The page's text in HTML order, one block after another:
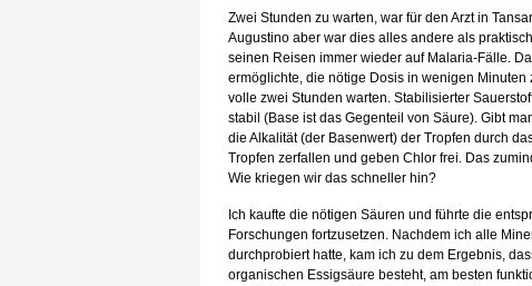
Zwei Stunden zu warten, war für den Arzt in
Augustino aber war dies alles andere als
seinen Reisen immer wieder auf Malaria-Fälle.
ermöglichte, die nötige Dosis in wenigen
volle zwei Stunden warten. Stabilisierter
stabil (Base ist das Gegenteil von Säure). Gibt
die Alkalität (der Basenwert) der Tropfen durch
Tropfen zerfallen und geben Chlor frei. Das
Wie kriegen wir das schneller hin?
Ich kaufte die nötigen Säuren und führte die
Forschungen fortzusetzen. Nachdem ich alle
durchprobiert hatte, kam ich zu dem Ergebnis,
organischen Essigsäure besteht, am besten